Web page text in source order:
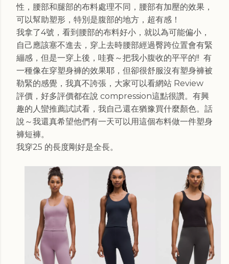
性，腰部和腿部的布料處理不同，腰部有加壓的效果，
可以幫助塑形，特別是腹部的地方，超有感！
我拿了4號，看到腰部的布料好小，就以為可能偏小，
自己應該塞不進去，穿上去時腰部經過臀跨位置會有緊
繃感，但是一穿上後，哇賽～把我小腹收的平平的!! 有
一種像在穿塑身褲的效果耶，但卻很舒服沒有塑身褲被
勒緊的感覺，我真不誇張，大家可以看網站 Review
評價，好多評價都在說 compression這點很讚。有興
趣的人蠻推薦試試看，我自己還在猶豫買什麼顏色。話
說～我還真希望他們有一天可以用這個布料做一件塑身
褲短褲。
我穿25 的長度剛好是全長。